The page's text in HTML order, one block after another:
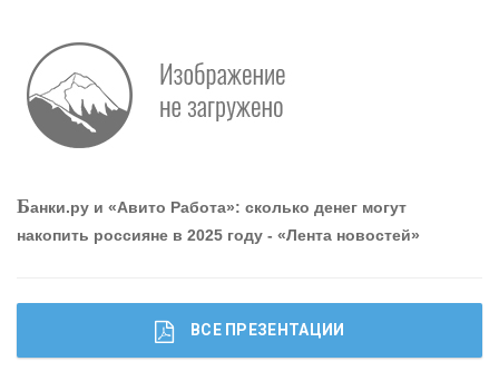
привлечь и удержать персонал - «Интервью»
Банки.ру и «Авито Работа»: сколько денег могут
накопить россияне в 2025 году - «Лента новостей»
ВСЕ ПРЕЗЕНТАЦИИ